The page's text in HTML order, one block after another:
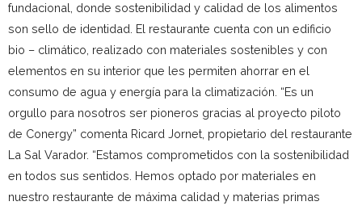
fundacional, donde sostenibilidad y calidad de los alimentos
son sello de identidad. El restaurante cuenta con un edificio
bio – climático, realizado con materiales sostenibles y con
elementos en su interior que les permiten ahorrar en el
consumo de agua y energía para la climatización. “Es un
orgullo para nosotros ser pioneros gracias al proyecto piloto
de Conergy” comenta Ricard Jornet, propietario del restaurante
La Sal Varador. “Estamos comprometidos con la sostenibilidad
en todos sus sentidos. Hemos optado por materiales en
nuestro restaurante de máxima calidad y materias primas